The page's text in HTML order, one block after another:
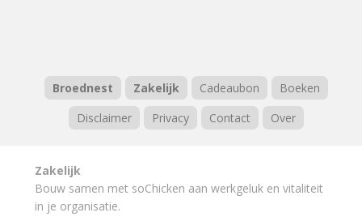
Broednest Zakelijk Cadeaubon
Boeken
Disclaimer
Privacy Contact Over
Zakelijk
Bouw samen met soChicken aan werkgeluk en vitaliteit
in je organisatie.